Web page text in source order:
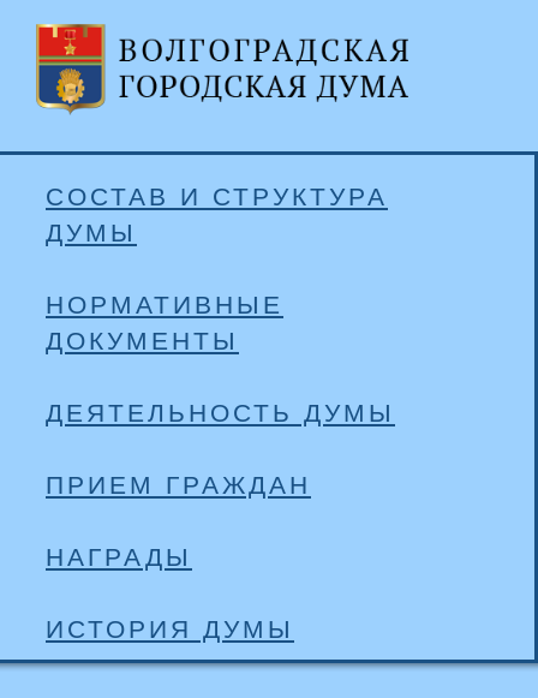
СОСТАВ И СТРУКТУРА
ДУМЫ
НОРМАТИВНЫЕ
ДОКУМЕНТЫ
ДЕЯТЕЛЬНОСТЬ ДУМЫ
ПРИЕМ ГРАЖДАН
НАГРАДЫ
ИСТОРИЯ ДУМЫ